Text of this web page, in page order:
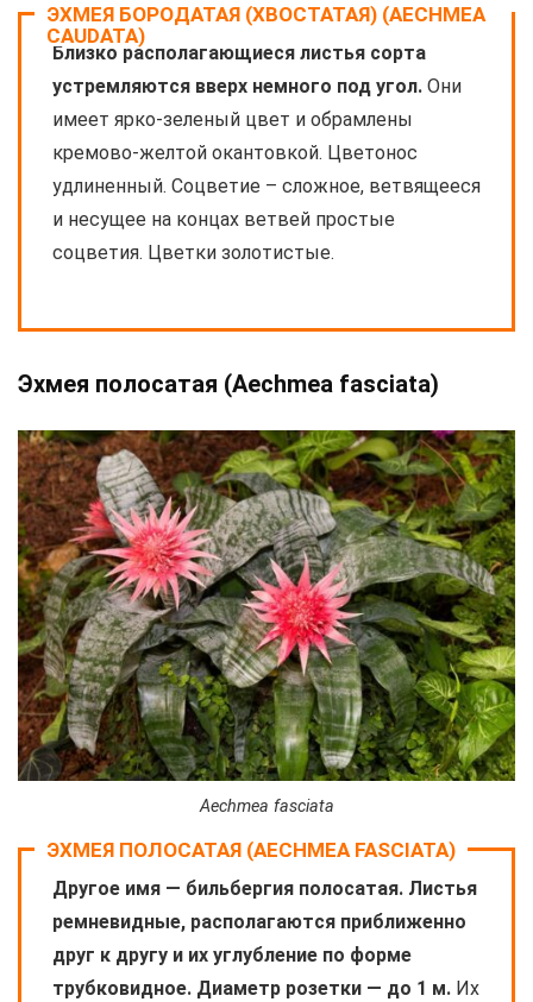
ЭХМЕЯ БОРОДАТАЯ (ХВОСТАТАЯ) (AECHMEA
CAUDATA)
Близко располагающиеся листья сорта
устремляются вверх немного под угол. Они
имеет ярко-зеленый цвет и обрамлены
кремово-желтой окантовкой. Цветонос
удлиненный. Соцветие – сложное, ветвящееся
и несущее на концах ветвей простые
соцветия. Цветки золотистые.
Эхмея полосатая (Aechmea fasciata)
Aechmea fasciata
ЭХМЕЯ ПОЛОСАТАЯ (AECHMEA FASCIATA)
Другое имя — бильбергия полосатая. Листья
ремневидные, располагаются приближенно
друг к другу и их углубление по форме
трубковидное. Диаметр розетки — до 1 м. Их